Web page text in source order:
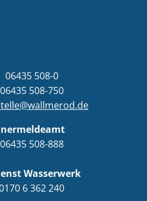
06435 508-0
06435 508-750
508-888
Wasserwerk
6 362 240